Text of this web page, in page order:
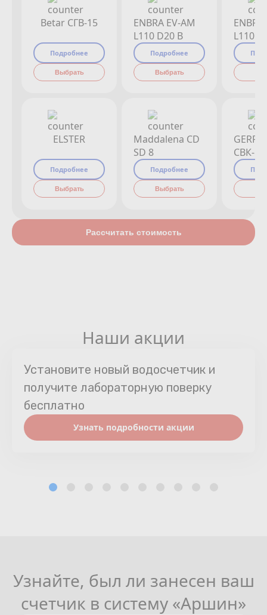
Betar СГВ-15
Подробнее
Выбрать
ELSTER
Подробнее
Выбрать
ENBRA EV-AM
L110 D20 B
Подробнее
Выбрать
Maddalena CD
SD 8
Подробнее
Выбрать
L110
СВК-
Рассчитать стоимость
Наши акции
Установите новый водосчетчик и
получите лабораторную поверку
бесплатно
Узнать подробности акции
Узнайте, был ли занесен ваш
счетчик в систему «Аршин»